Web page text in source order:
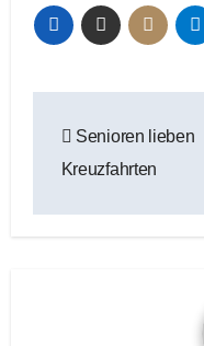
Senioren lieben
Kreuzfahrten